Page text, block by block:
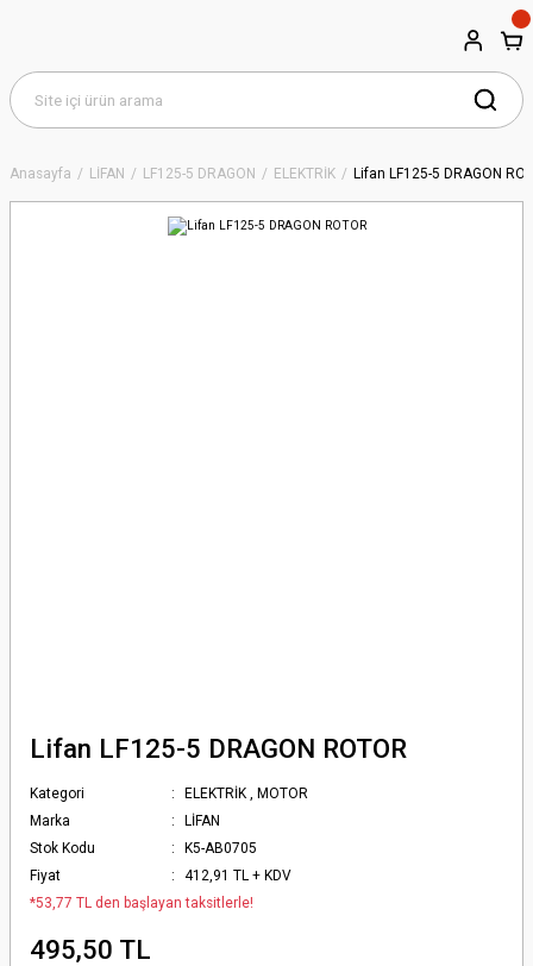
Anasayfa LİFAN LF125-5 DRAGON ELEKTRİK Lifan LF125-5 DRAGON
Lifan LF125-5 DRAGON ROTOR
Kategori ELEKTRİK , MOTOR
Marka
LİFAN
Stok Kodu
K5-AB0705
Fiyat
412,91 TL + KDV
*53,77 TL den başlayan taksitlerle!
495,50 TL